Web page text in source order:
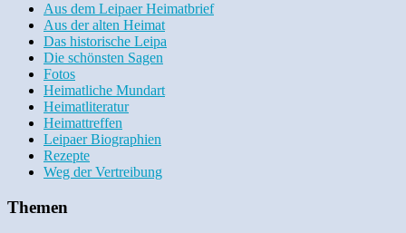
Aus dem Leipaer Heimatbrief
Aus der alten Heimat
Das historische Leipa
Die schönsten Sagen
Fotos
Heimatliche Mundart
Heimatliteratur
Heimattreffen
Leipaer Biographien
Rezepte
Weg der Vertreibung
Themen